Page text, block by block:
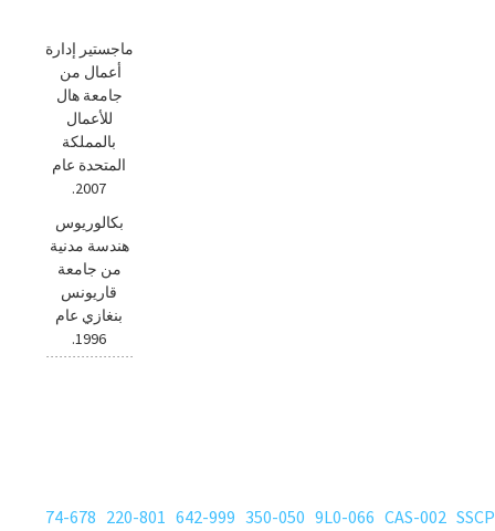
ماجستير إدارة
أعمال من
جامعة هال
للأعمال
بالمملكة
المتحدة عام
2007.
بكالوريوس
هندسة مدنية
من جامعة
قاريونس
بنغازي عام
1996.
SSCP
CAS-002
9L0-066
350-050
642-999
220-801
74-678